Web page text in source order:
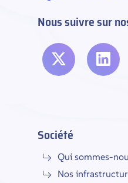
Nous suivre sur
Société
Qui sommes-
Nos